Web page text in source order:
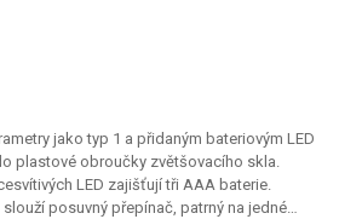
jako typ 1 a přidaným bateriovým LED
plastové obroučky zvětšovacího skla.
LED zajišťují tři AAA baterie.
posuvný přepínač, patrný na jedné